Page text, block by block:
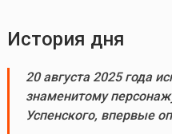
История дня
20 августа 2025 года
знаменитому
Успенского, впервые